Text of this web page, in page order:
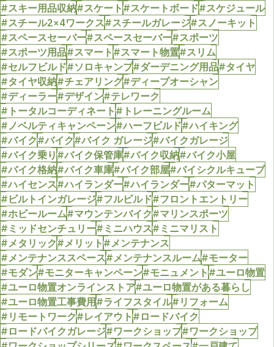
#スキー用品収納#スケート#スケートボード#スケジュール
#スチール2×4ワークス#スチールガレージ#スノーキット
#スペースセーバー#スペースセーバー#スポーツ
#スポーツ用品#スマート#スマート物置#スリム
#セルフビルド#ソロキャンプ#ダーデニング用品#タイヤ
#タイヤ収納#チェアリング#ディープオーシャン
#ディーラー#デザイン#テレワーク
#トータルコーディネート#トレーニングルーム
#ノベルティキャンペーン#ハーフビルド#ハイキング
#バイク#バイク#バイク ガレージ#バイクガレージ
#バイク乗り#バイク保管庫#バイク収納#バイク小屋
#バイク格納#バイク車庫#バイク部屋#バイシクルキューブ
#ハイセンス#ハイランダー#ハイランダー#パターマット
#ビルトインガレージ#フルビルド#フロントエントリー
#ホビールーム#マウンテンバイク#マリンスポーツ
#ミッドセンチュリー#ミニハウス#ミニマリスト
#メタリック#メリット#メンテナンス
#メンテナンススペース#メンテナンスルーム#モーター
#モダン#モニターキャンペーン#モニュメント#ユーロ物置
#ユーロ物置オンラインストア#ユーロ物置がある暮らし
#ユーロ物置工事費用#ライフスタイル#リフォーム
#リモートワーク#レイアウト#ロードバイク
#ロードバイクガレージ#ワークショップ#ワークショップ